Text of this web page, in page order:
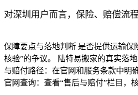
对深圳用户而言，保险、赔偿流
保障要点与落地判断 是否提供运输
核验”的争议。 陆特易搬家的真实落
与赔付路径：在官网和服务条款中明
官网查询：查看“售后与赔付”栏目，